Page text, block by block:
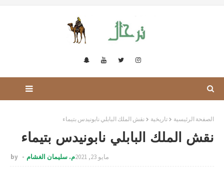
الصفحة الرئيسية تاريخية نقش الملك البابلي نابونيدس بتيماء
نقش الملك البابلي نابونيدس بتيماء
by م. سليمان الغشام مايو 23, 2021